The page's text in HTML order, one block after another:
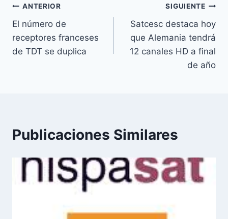
u
e
t
a
e
Navegación
de
entradas
ANTERIOR
El número de
receptores franceses
de TDT se duplica
SIGUIENTE
Satcesc destaca hoy
que Alemania tendrá
12 canales HD a final
de año
Publicaciones Similares